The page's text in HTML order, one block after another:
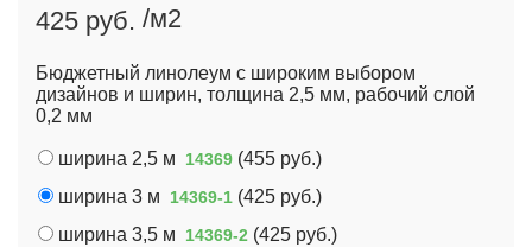
425 руб. /м2
Бюджетный линолеум с широким выбором
дизайнов и ширин, толщина 2,5 мм, рабочий слой
0,2 мм
ширина 2,5 м 14369 (455 руб.)
ширина 3 м
14369-1 (425 руб.)
ширина 3,5 м
14369-2 (425 руб.)